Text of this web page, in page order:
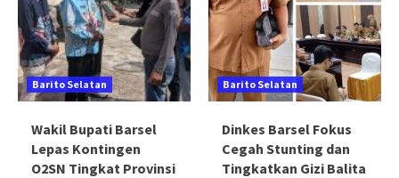
Barito Selatan
Wakil Bupati Barsel
Lepas Kontingen
O2SN Tingkat Provinsi
Barito Selatan
Dinkes Barsel Fokus
Cegah Stunting dan
Tingkatkan Gizi Balita